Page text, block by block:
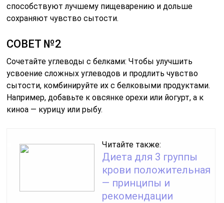
способствуют лучшему пищеварению и дольше
сохраняют чувство сытости.
СОВЕТ №2
Сочетайте углеводы с белками: Чтобы улучшить
усвоение сложных углеводов и продлить чувство
сытости, комбинируйте их с белковыми продуктами.
Например, добавьте к овсянке орехи или йогурт, а к
киноа — курицу или рыбу.
Читайте также:
Диета для 3 группы
крови положительная
— принципы и
рекомендации